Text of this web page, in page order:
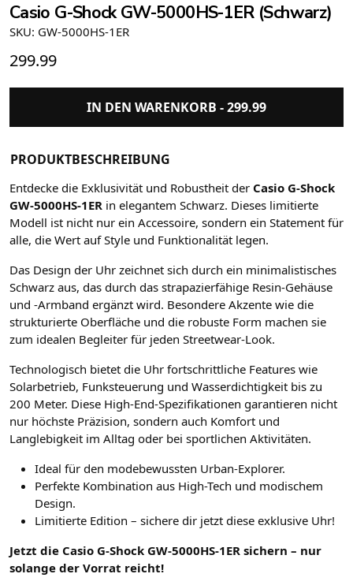
Casio G-Shock GW-5000HS-1ER (Schwarz)
SKU: GW-5000HS-1ER
299.99
IN DEN WARENKORB -299.99
PRODUKTBESCHREIBUNG
Entdecke die Exklusivität und Robustheit der Casio G-Shock
GW-5000HS-1ER in elegantem Schwarz. Dieses limitierte
Modell ist nicht nur ein Accessoire, sondern ein Statement für
alle, die Wert auf Style und Funktionalität legen.
Das Design der Uhr zeichnet sich durch ein minimalistisches
Schwarz aus, das durch das strapazierfähige Resin-Gehäuse
und -Armband ergänzt wird. Besondere Akzente wie die
strukturierte Oberfläche und die robuste Form machen sie
zum idealen Begleiter für jeden Streetwear-Look.
Technologisch bietet die Uhr fortschrittliche Features wie
Solarbetrieb, Funksteuerung und Wasserdichtigkeit bis zu
200 Meter. Diese High-End-Spezifikationen garantieren nicht
nur höchste Präzision, sondern auch Komfort und
Langlebigkeit im Alltag oder bei sportlichen Aktivitäten.
Ideal für den modebewussten Urban-Explorer.
Perfekte Kombination aus High-Tech und modischem
Design.
Limitierte Edition – sichere dir jetzt diese exklusive Uhr!
Jetzt die Casio G-Shock GW-5000HS-1ER sichern – nur
solange der Vorrat reicht!